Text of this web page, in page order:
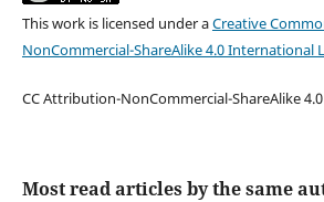
This work is licensed under aCreative
NonCommercial-ShareAlike 4.0 International
CC Attribution-NonCommercial-ShareAlike 4.0
Most read articles by the same